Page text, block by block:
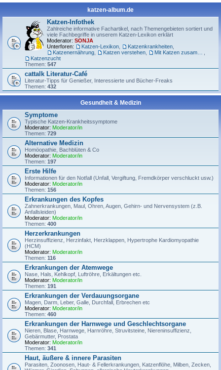
katzen-album.de
Katzen-Infothek
Zahlreiche informative Fachartikel, nach Themengebieten sortiert und
viele Fachbegriffe in unserem Katzen-Lexikon erklärt
Moderator: SONJA
Unterforen:
Katzen-Lexikon Katzenkrankheiten
Katzenernährung
Katzen verstehen
Katzenzucht
Themen: 547
cattalk Literatur-Café
Literatur-Tipps für Genießer, Interessierte und Bücher-Freaks
Themen: 432
Gesundheit & Medizin
Symptome
Typische Katzen-Krankheitssymptome
Moderator: Moderator/in
Themen: 729
Alternative Medizin
Homöopathie, Bachblüten & Co
Moderator: Moderator/in
Themen: 197
Erste Hilfe
Informationen für den Notfall (Unfall, Vergiftung, Fremdkörper verschluckt usw.)
Moderator: Moderator/in
Themen: 156
Erkrankungen des Kopfes
Zahnerkrankungen, Maul, Ohren, Augen, Gehirn- und Nervensystem (z.B.
Anfallsleiden)
Moderator: Moderator/in
Themen: 400
Herzerkrankungen
Herzinsuffizienz, Herzinfakt, Herzklappen, Hypertrophe Kardiomyopathie
(HCM)
Moderator: Moderator/in
Themen: 116
Erkrankungen der Atemwege
Nase, Hals, Kehlkopf, Luftröhre, Erkältungen etc.
Moderator: Moderator/in
Themen: 191
Erkrankungen der Verdauungsorgane
Magen, Darm, Leber, Galle, Durchfall, Erbrechen etc
Moderator: Moderator/in
Themen: 460
Erkrankungen der Harnwege und Geschlechtsorgane
Nieren, Blase, Harnwege, Harnröhre, Struvitsteine, Niereninsuffizienz,
Gebärmutter, Prostata
Moderator: Moderator/in
Themen: 341
Haut, äußere & innere Parasiten
Parasiten, Zoonosen, Haut- & Fellerkrankungen, Katzenflöhe, Milben, Zecken,